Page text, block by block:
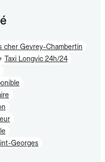
cher Gevrey-Chambertin
Taxi Longvic 24h/24
Georges